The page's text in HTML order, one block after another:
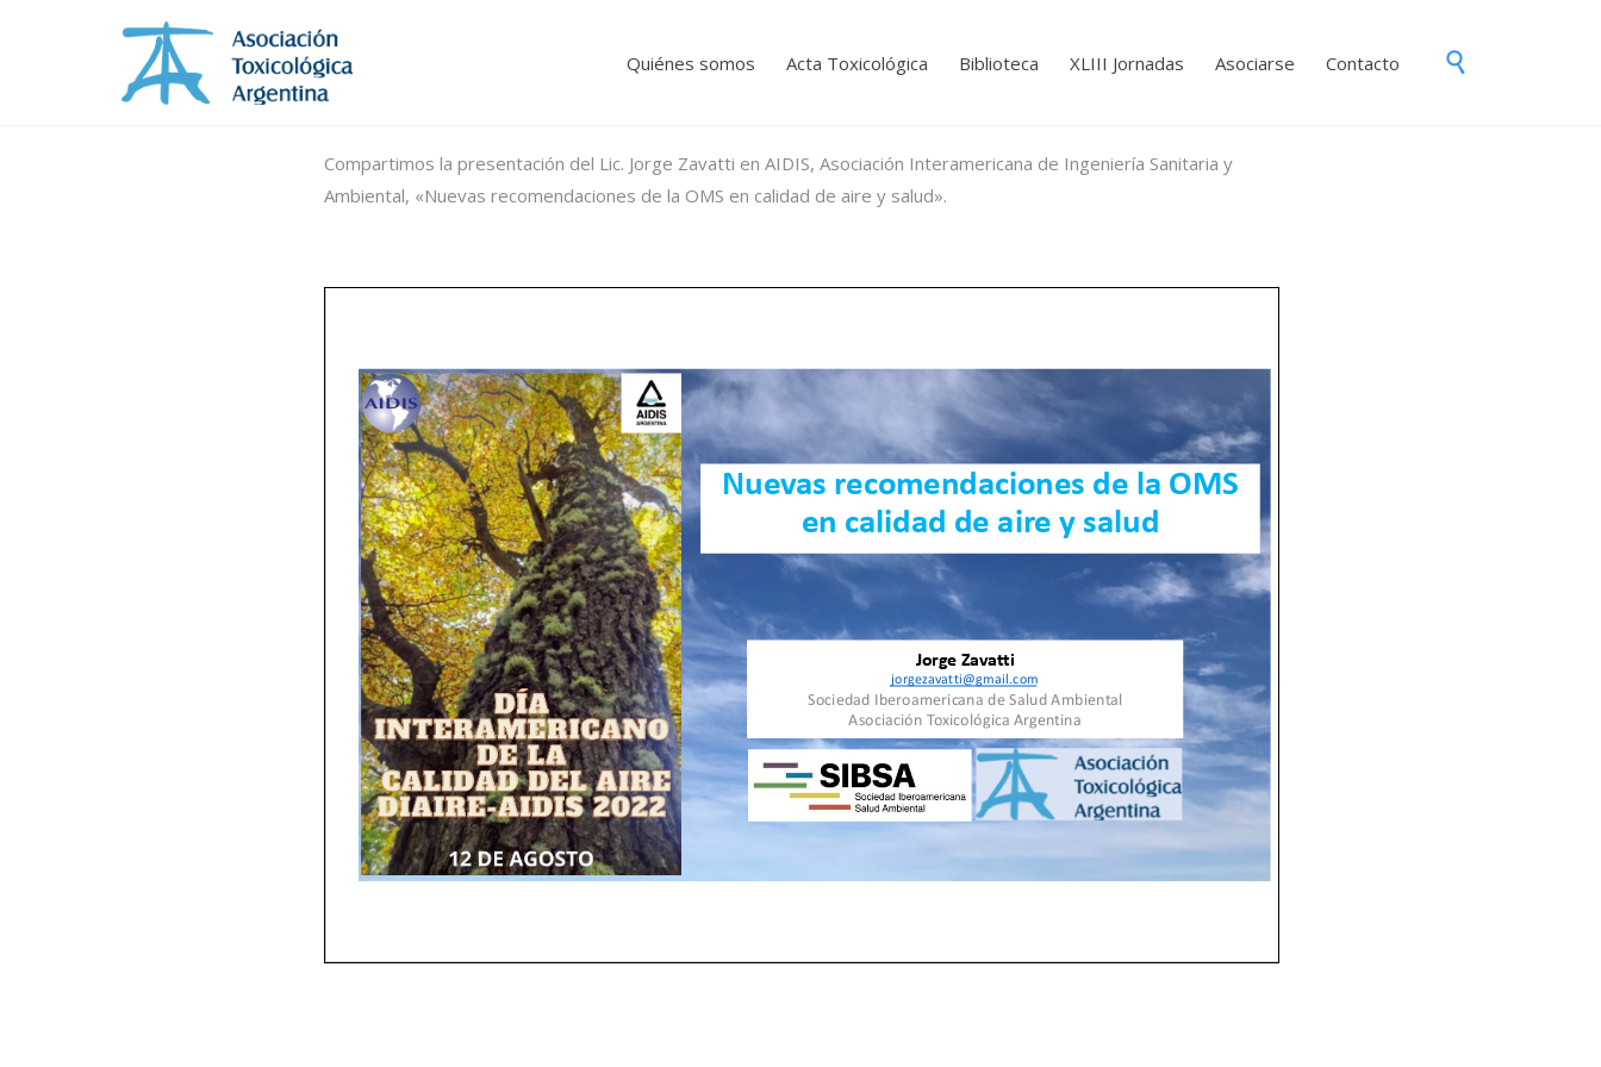
Skip
Quiénes somos Acta Toxicológica Biblioteca XLIII Jornadas Asociarse Contacto 
Compartimos la presentación del Lic. Jorge Zavatti en AIDIS, Asociación Interamericana de Ingeniería Sanitaria y
Ambiental, «Nuevas recomendaciones de la OMS en calidad de aire y salud».